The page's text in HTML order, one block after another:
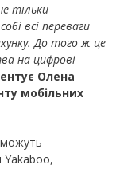
тільки
всі переваги
До того ж це
на цифрові
Олена
мобільних
Yakaboo,